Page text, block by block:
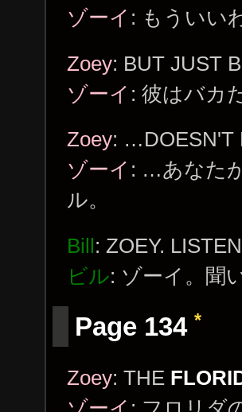
ゾーイ : もういい
Zoey: BUT JUST
ゾーイ : 彼はバカ
Zoey: …DOESN'T
ゾーイ : …あなた
ル。
Bill: ZOEY.
ビル: ゾーイ。聞
Page 134 *
Zoey: THE